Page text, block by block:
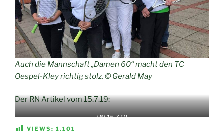
Auch die Mannschaft „Damen 60“ macht den TC
Oespel-Kley richtig stolz. © Gerald May
Der RN Artikel vom 15.7.19:
RN 15.7.19
VIEWS: 1.101